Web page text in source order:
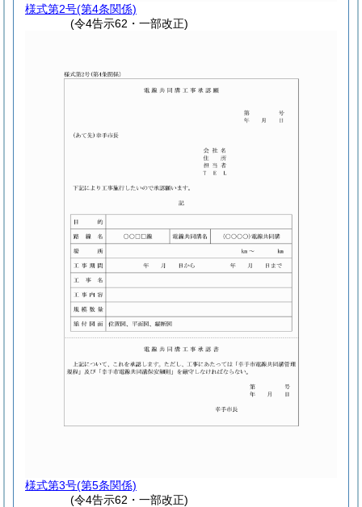
様式第2号(第4条関係)
(令4告示62・一部改正)
様式第3号(第5条関係)
(令4告示62・一部改正)